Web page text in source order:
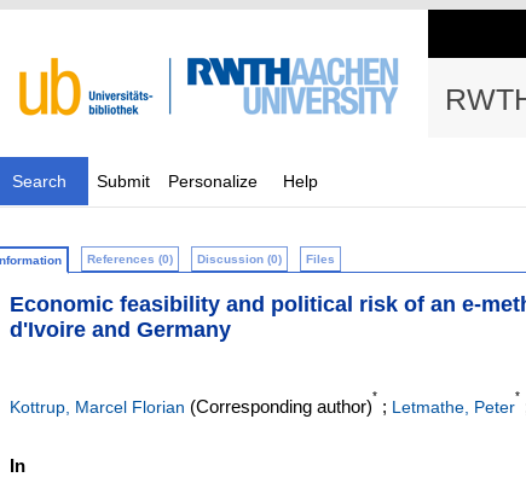
Search Submit Personalize Help
References (0) Discussion (0) Files
Economic feasibility and political risk of an e-
d'Ivoire and Germany
Kottrup, Marcel Florian (Corresponding author)
*
; Letmathe, Peter
*
In